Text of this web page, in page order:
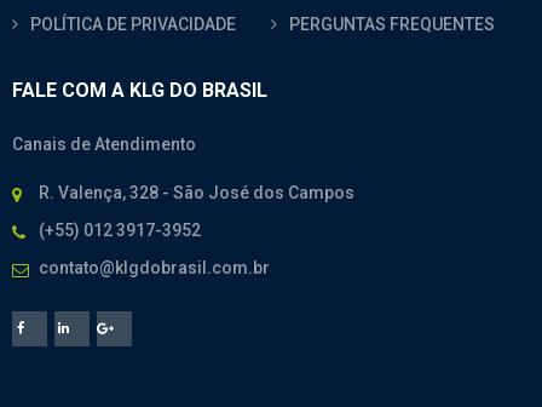
POLÍTICA DE PRIVACIDADE
PERGUNTAS FREQUENTES
FALE COM A KLG DO BRASIL
Canais de Atendimento
R. Valença, 328 - São José dos Campos
(+55) 012 3917-3952
contato@klgdobrasil.com.br